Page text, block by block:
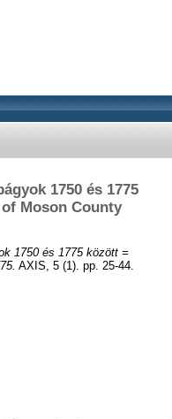
1750 és 1775
Moson County
1750 és 1775 között =
AXIS, 5 (1). pp. 25-44.